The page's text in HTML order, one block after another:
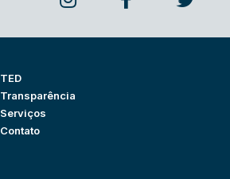
TED
Transparência
Serviços
Contato